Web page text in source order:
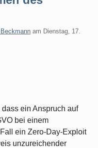
am Dienstag, 17.
ein Anspruch auf
bei einem
ein Zero-Day-Exploit
unzureichender